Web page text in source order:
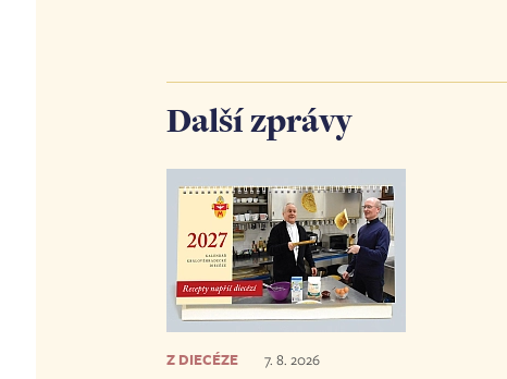
Další zprávy
Z DIECÉZE 7. 8. 2026